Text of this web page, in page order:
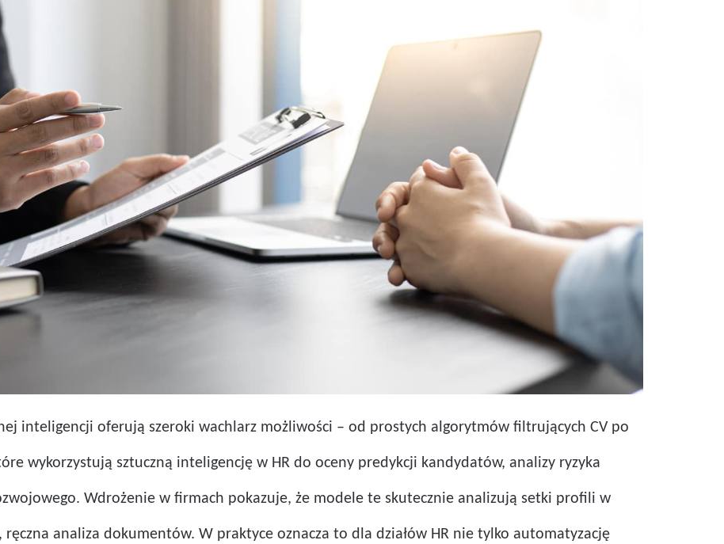
inteligencji oferują szeroki wachlarz możliwości – od prostych algorytmów filtrujących CV po
wykorzystują sztuczną inteligencję w HR do oceny predykcji kandydatów, analizy ryzyka
Wdrożenie w firmach pokazuje, że modele te skutecznie analizują setki profili w
analiza dokumentów. W praktyce oznacza to dla działów HR nie tylko automatyzację